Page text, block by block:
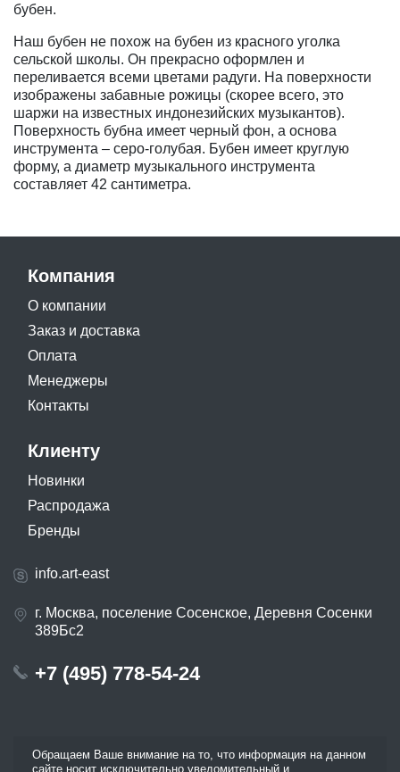
бубен.
Наш бубен не похож на бубен из красного уголка
сельской школы. Он прекрасно оформлен и
переливается всеми цветами радуги. На поверхности
изображены забавные рожицы (скорее всего, это
шаржи на известных индонезийских музыкантов).
Поверхность бубна имеет черный фон, а основа
инструмента – серо-голубая. Бубен имеет круглую
форму, а диаметр музыкального инструмента
составляет 42 сантиметра.
Компания
О компании
Заказ и доставка
Оплата
Менеджеры
Контакты
Клиенту
Новинки
Распродажа
Бренды
info.art-east
г. Москва, поселение Сосенское, Деревня Сосенки
389Бс2
+7 (495) 778-54-24
Обращаем Ваше внимание на то, что информация на данном
сайте носит исключительно уведомительный и